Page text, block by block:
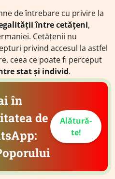
de întrebare cu privire la
între cetățeni,
Cetățenii nu
privind accesul la astfel
ceea ce poate fi perceput
stat și individ.
în
de
Alătură-
te!